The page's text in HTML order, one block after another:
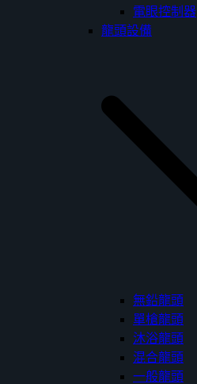
電眼控制器
龍頭設備
無鉛龍頭
單槍龍頭
沐浴龍頭
混合龍頭
一般龍頭